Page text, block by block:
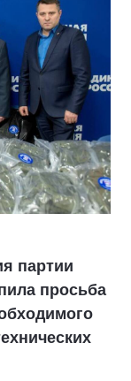
партии
просьба